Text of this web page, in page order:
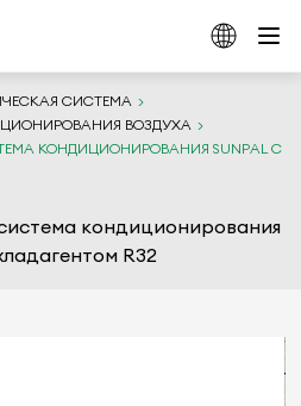
СИСТЕМА
ВОЗДУХА
КОНДИЦИОНИРОВАНИЯ SUNPAL С
кондиционирования
R32